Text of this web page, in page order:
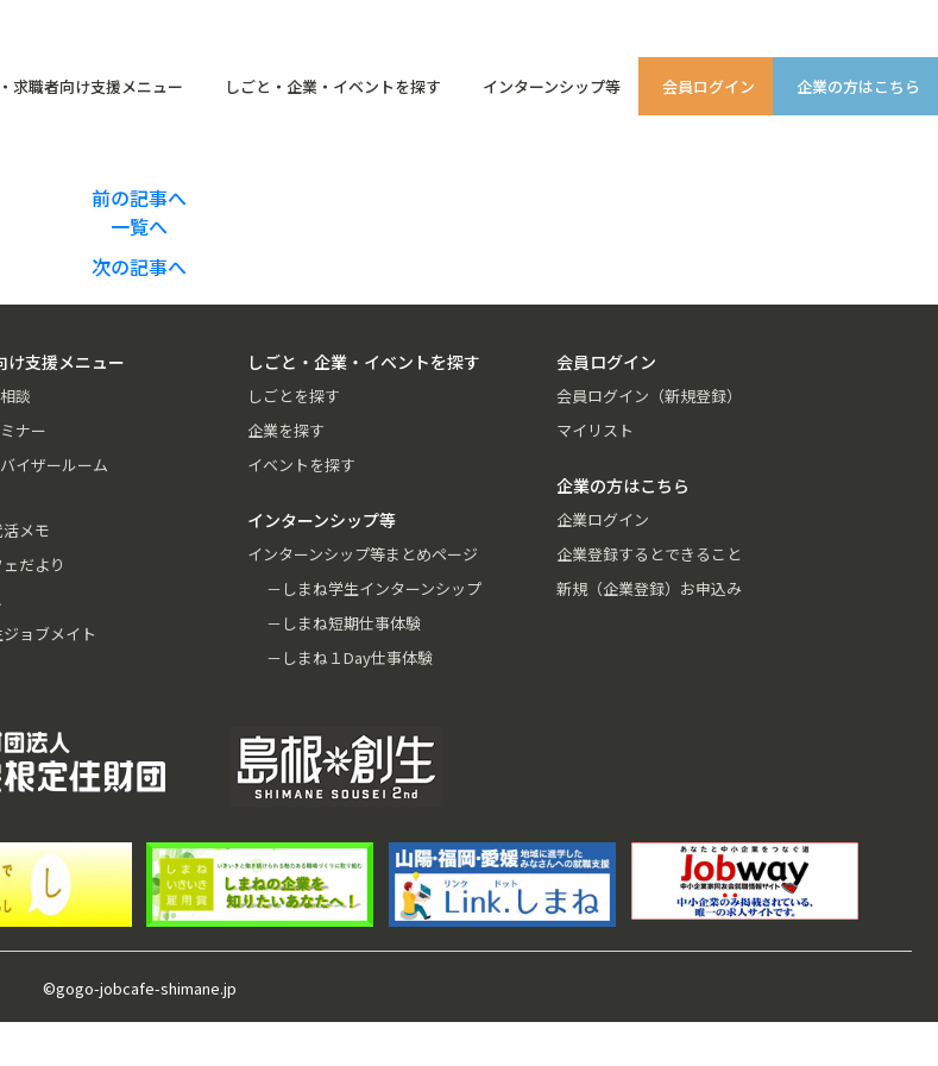
求職者向け支援メニュー しごと・企業・イベントを探す インターンシップ等 会員ログイン 企業の方はこちら
前の記事へ
一覧へ
次の記事へ
け支援メニュー
談
ナー
イザールーム
メモ
だより
ョブメイト
しごと・企業・イベントを探す
しごとを探す
企業を探す
イベントを探す
インターンシップ等
インターンシップ等まとめページ
－しまね学生インターンシップ
－しまね短期仕事体験
－しまね１Day仕事体験
会員ログイン
会員ログイン（新規登録）
マイリスト
企業の方はこちら
企業ログイン
企業登録するとできること
新規（企業登録）お申込み
©gogo-jobcafe-shimane.jp